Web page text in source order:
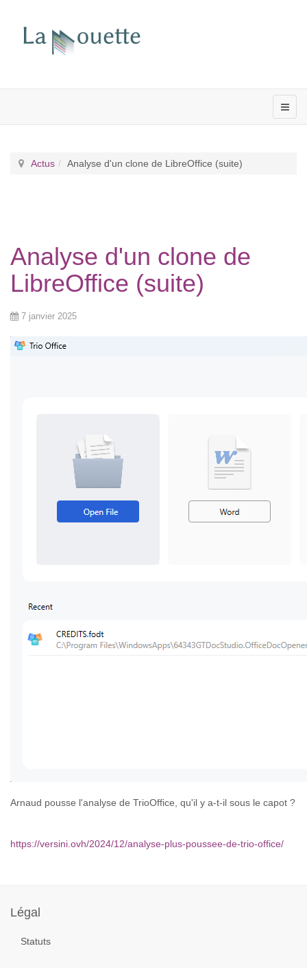
Actus Analyse d'un clone de LibreOffice (suite)
Analyse d'un clone de
LibreOffice (suite)
7 janvier 2025
Arnaud pousse l'analyse de TrioOffice, qu'il y a-t-il sous le capot ?
https://versini.ovh/2024/12/analyse-plus-poussee-de-trio-office/
Légal
Statuts
précédenteprécédent